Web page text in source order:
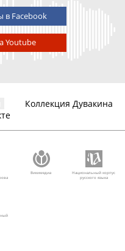
в Facebook
Youtube
Коллекция Дувакина
Викимедиа
Национальный корпус
русского языка